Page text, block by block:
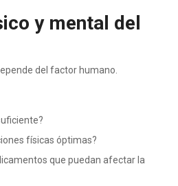
y mental del
del factor humano.
físicas óptimas?
que puedan afectar la